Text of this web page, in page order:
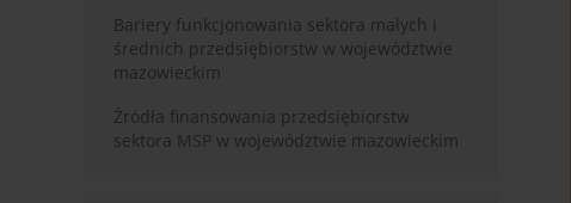
Bariery funkcjonowania sektora małych i
średnich przedsiębiorstw w województwie
mazowieckim
Źródła finansowania przedsiębiorstw
sektora MSP w województwie mazowieckim